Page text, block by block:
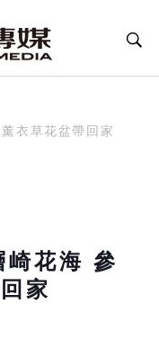
衣草花盆帶回家
花海 參
家